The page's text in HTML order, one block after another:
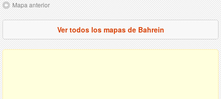
Mapa anterior
Ver todos los mapas de Bahrein